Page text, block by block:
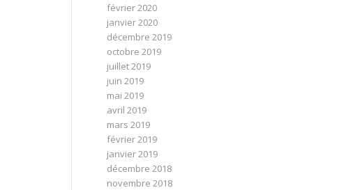
février 2020
janvier 2020
décembre 2019
octobre 2019
juillet 2019
juin 2019
mai 2019
avril 2019
mars 2019
février 2019
janvier 2019
décembre 2018
novembre 2018